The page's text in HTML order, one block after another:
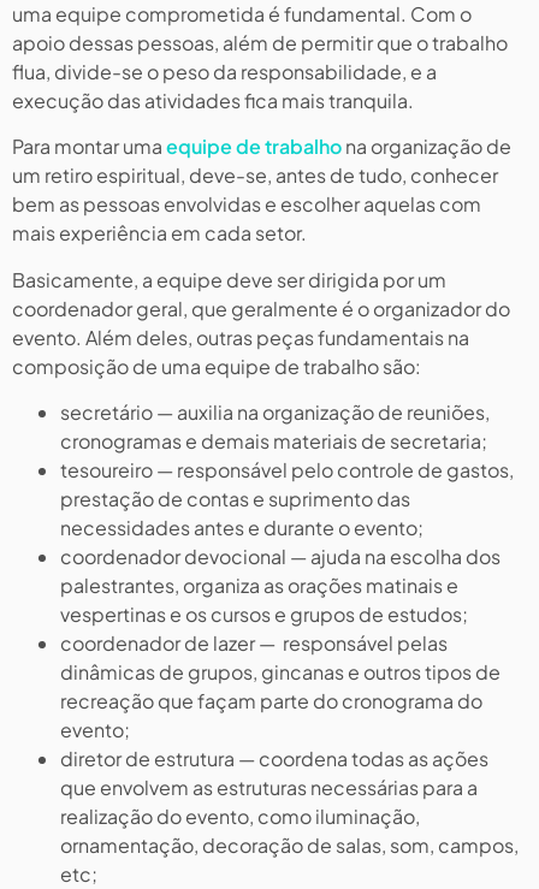
uma equipe comprometida é fundamental. Com o
apoio dessas pessoas, além de permitir que o trabalho
flua, divide-se o peso da responsabilidade, e a
execução das atividades fica mais tranquila.
Para montar umaequipe de trabalhona organização de
um retiro espiritual, deve-se, antes de tudo, conhecer
bem as pessoas envolvidas e escolher aquelas com
mais experiência em cada setor.
Basicamente, a equipe deve ser dirigida por um
coordenador geral, que geralmente é o organizador do
evento. Além deles, outras peças fundamentais na
composição de uma equipe de trabalho são:
secretário — auxilia na organização de reuniões,
cronogramas e demais materiais de secretaria;
tesoureiro — responsável pelo controle de gastos,
prestação de contas e suprimento das
necessidades antes e durante o evento;
coordenador devocional — ajuda na escolha dos
palestrantes, organiza as orações matinais e
vespertinas e os cursos e grupos de estudos;
coordenador de lazer — responsável pelas
dinâmicas de grupos, gincanas e outros tipos de
recreação que façam parte do cronograma do
evento;
diretor de estrutura — coordena todas as ações
que envolvem as estruturas necessárias para a
realização do evento, como iluminação,
ornamentação, decoração de salas, som, campos,
etc;